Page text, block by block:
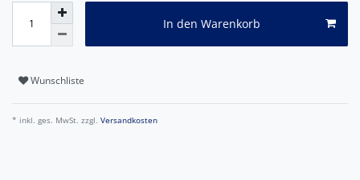
In den Warenkorb
Wunschliste
* inkl. ges. MwSt. zzgl. Versandkosten